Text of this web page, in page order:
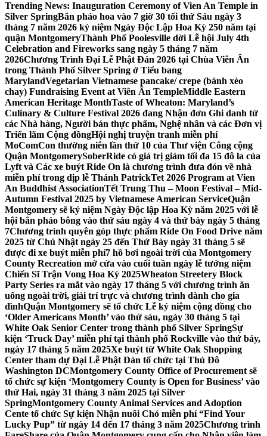
Trending News: Inauguration Ceremony of Vien An Temple in
Silver SpringBắn pháo hoa vào 7 giờ 30 tối thứ Sáu ngày 3
tháng 7 năm 2026 kỷ niệm Ngày Độc Lập Hoa Kỳ 250 năm tại
quận MontgomeryThành Phố Poolesville dời Lễ hội July 4th
Celebration and Fireworks sang ngày 5 tháng 7 năm
2026Chương Trình Đại Lễ Phật Đản 2026 tại Chùa Viên Ân
trong Thành Phố Silver Spring ở Tiểu bang
MarylandVegetarian Vietnamese pancake/ crepe (bánh xèo
chay) Fundraising Event at Viên Ân TempleMiddle Eastern
American Heritage MonthTaste of Wheaton: Maryland’s
Culinary & Culture Festival 2026 đang Nhận đơn Ghi danh từ
các Nhà hàng, Người bán thực phẩm, Nghệ nhân và các Đơn vị
Triển lãm Cộng đồngHội nghị truyện tranh miễn phí
MoComCon thường niên lần thứ 10 của Thư viện Công cộng
Quận MontgomerySoberRide có giá trị giảm tối đa 15 đô la của
Lyft và Các xe buýt Ride On là chương trình đưa đón về nhà
miễn phí trong dịp lễ Thánh PatrickTet 2026 Program at Vien
An Buddhist AssociationTết Trung Thu – Moon Festival – Mid-
Autumn Festival 2025 by Vietnamese American ServiceQuận
Montgomery sẽ kỷ niệm Ngày Độc lập Hoa Kỳ năm 2025 với lễ
hội bắn pháo bông vào thứ sáu ngày 4 và thứ bảy ngày 5 tháng
7Chương trình quyên góp thực phẩm Ride On Food Drive năm
2025 từ Chủ Nhật ngày 25 đến Thứ Bảy ngày 31 tháng 5 sẽ
được đi xe buýt miễn phí7 hồ bơi ngoài trời của Montgomery
County Recreation mở cửa vào cuối tuần ngày lễ tưởng niệm
Chiến Sĩ Trận Vong Hoa Kỳ 2025Wheaton Streetery Block
Party Series ra mắt vào ngày 17 tháng 5 với chương trình ăn
uống ngoài trời, giải trí trực và chương trình dành cho gia
đìnhQuận Montgomery sẽ tổ chức Lễ kỷ niệm cộng đồng cho
‘Older Americans Month’ vào thứ sáu, ngày 30 tháng 5 tại
White Oak Senior Center trong thành phố Silver SpringSự
kiện ‘Truck Day’ miễn phí tại thành phố Rockville vào thứ bảy,
ngày 17 tháng 5 năm 2025Xe buýt từ White Oak Shopping
Center tham dự Đại Lễ Phật Đản tổ chức tại Thủ Đô
Washington DCMontgomery County Office of Procurement sẽ
tổ chức sự kiện ‘Montgomery County is Open for Business’ vào
thứ Hai, ngày 31 tháng 3 năm 2025 tại Silver
SpringMontgomery County Animal Services and Adoption
Cente tổ chức Sự kiện Nhận nuôi Chó miễn phí “Find Your
Lucky Pup” từ ngày 14 đến 17 tháng 3 năm 2025Chương trình